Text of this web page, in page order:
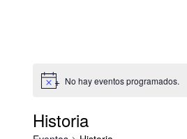
No hay eventos programados.
Historia